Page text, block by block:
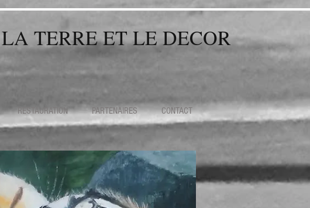
TERRE ET LE DECOR
RESTAURATION PARTENAIRES CONTACT